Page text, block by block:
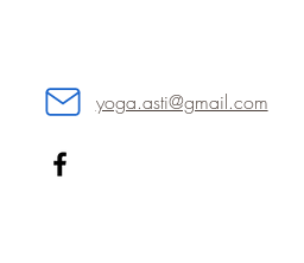
yoga.asti@gmail.com